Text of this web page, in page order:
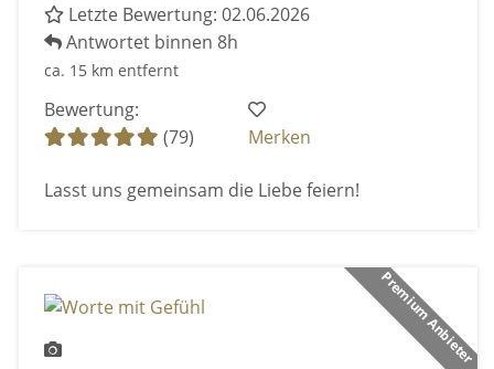
Letzte Bewertung: 02.06.2026
Antwortet binnen 8h
ca. 15 km entfernt
Bewertung:
(79)
Merken
Lasst uns gemeinsam die Liebe feiern!
Premium Anbieter